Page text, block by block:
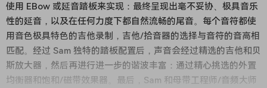
使用 EBow 或延音踏板来实现：最终呈现出毫不妥协、极具音乐
性的延音，以及在任何力度下都自然流畅的尾音。每个音符都使
用音色极具特色的吉他录制，吉他/拾音器的选择与音符的音高相
匹配。经过 Sam 独特的踏板配置后，声音会经过精选的吉他和贝
斯放大器，然后再进行进一步的谐波丰富：通过精心挑选的外置
均衡器和饱和/磁带效果器。最后，Sam 和母带工程师/音频大师